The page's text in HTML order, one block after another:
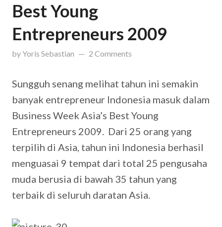
Best Young
Entrepreneurs 2009
by Yoris Sebastian updated onMarch 31, 2019
2 Comments
Sungguh senang melihat tahun ini semakin
banyak entrepreneur Indonesia masuk dalam
Business Week Asia’s Best Young
Entrepreneurs 2009. Dari 25 orang yang
terpilih di Asia, tahun ini Indonesia berhasil
menguasai 9 tempat dari total 25 pengusaha
muda berusia di bawah 35 tahun yang
terbaik di seluruh daratan Asia.